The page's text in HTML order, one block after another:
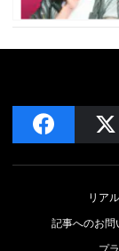
リア
記事へのお問
プ